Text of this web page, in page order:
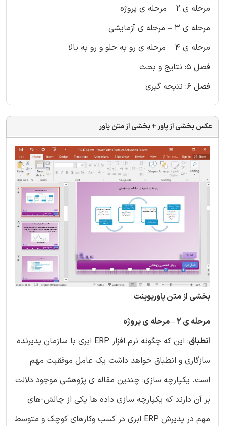
مرحله ی 2 – مرحله ی پروژه
مرحله ی 3 – مرحله ی آزمایشی
مرحله ی 4 – مرحله ی رو به جلو و رو به بالا
فصل 5: نتایج و بحث
فصل 6: نتیجه گیری
عکس بخشی از پاور + بخشی از متن پاور
بخشی از متن پاورپوینت
مرحله ی 2 – مرحله ی پروژه
انطباق
: این که چگونه نرم افزار ERP ابری با سازمان پذیرنده
سازگاری و انطباق خواهد داشت یک عامل موفقیت مهم
است. یکپارچه سازی: چندین مقاله ی پژوهشی موجود دلالت
بر آن دارند که یکپارچه سازی داده ها یکی از چالش-های
مهم در پذیرش ERP ابری در کسب وکارهای کوچک و متوسط